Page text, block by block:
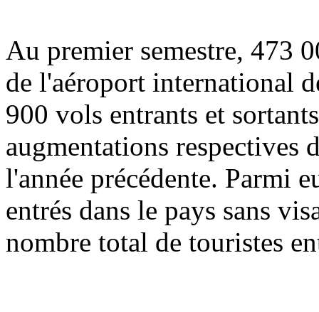
Au premier semestre, 473
de l'aéroport international
900 vols entrants et
augmentations respectives
l'année précédente. Parmi
entrés dans le pays sans
nombre total de touristes